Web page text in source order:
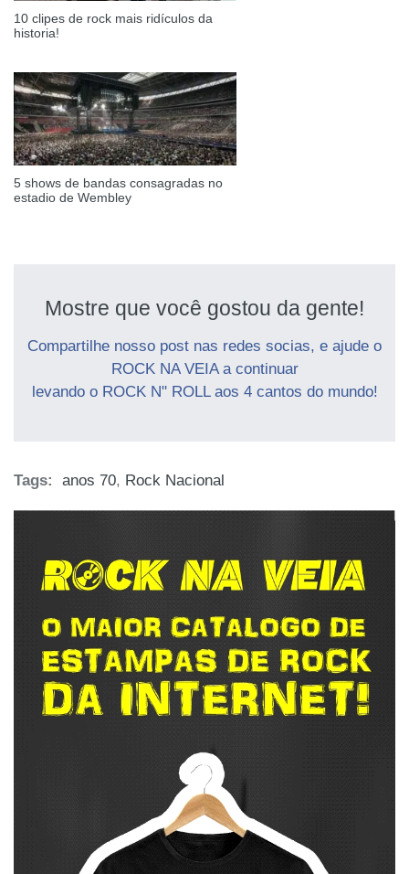
10 clipes de rock mais ridículos da
historia!
5 shows de bandas consagradas no
estadio de Wembley
Mostre que você gostou da gente!
Compartilhe nosso post nas redes socias, e ajude o
ROCK NA VEIA a continuar
levando o ROCK N" ROLL aos 4 cantos do mundo!
Tags: anos 70, Rock Nacional